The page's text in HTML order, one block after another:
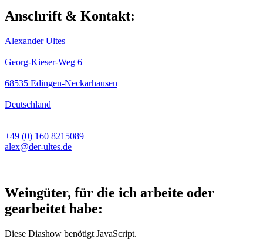
Anschrift & Kontakt:
Alexander Ultes
Georg-Kieser-Weg 6
68535 Edingen-Neckarhausen
Deutschland
+49 (0) 160 8215089
alex@der-ultes.de
Weingüter, für die ich arbeite oder
gearbeitet habe:
Diese Diashow benötigt JavaScript.